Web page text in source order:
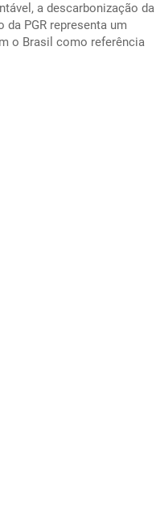
a descarbonização da
PGR representa um
o Brasil como referência